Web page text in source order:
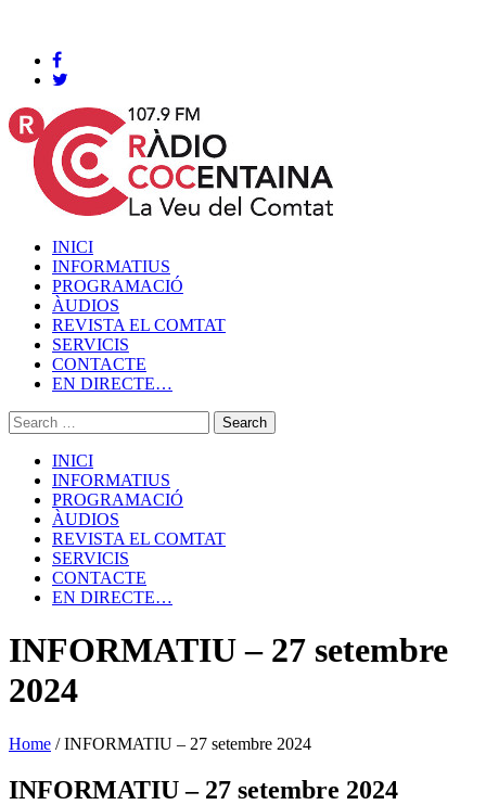
INICI
INFORMATIUS
PROGRAMACIÓ
ÀUDIOS
REVISTA EL COMTAT
SERVICIS
CONTACTE
EN DIRECTE…
INICI
INFORMATIUS
PROGRAMACIÓ
ÀUDIOS
REVISTA EL COMTAT
SERVICIS
CONTACTE
EN DIRECTE…
INFORMATIU – 27 setembre
2024
Home /INFORMATIU – 27 setembre 2024
INFORMATIU – 27 setembre 2024